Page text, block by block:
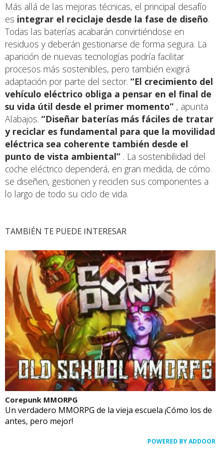
Más allá de las mejoras técnicas, el principal desafío
es integrar el reciclaje desde la fase de diseño.
Todas las baterías acabarán convirtiéndose en
residuos y deberán gestionarse de forma segura. La
aparición de nuevas tecnologías podría facilitar
procesos más sostenibles, pero también exigirá
adaptación por parte del sector. “El crecimiento del
vehículo eléctrico obliga a pensar en el final de
su vida útil desde el primer momento” , apunta
Alabajos. “Diseñar baterías más fáciles de tratar
y reciclar es fundamental para que la movilidad
eléctrica sea coherente también desde el
punto de vista ambiental” . La sostenibilidad del
coche eléctrico dependerá, en gran medida, de cómo
se diseñen, gestionen y reciclen sus componentes a
lo largo de todo su ciclo de vida.
TAMBIÉN TE PUEDE INTERESAR
Corepunk MMORPG
Un verdadero MMORPG de la vieja escuela ¡Cómo los de
antes, pero mejor!
POWERED BY ADDOOR